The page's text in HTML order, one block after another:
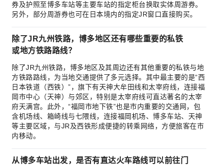
券及护照至博多车站等主要车站的指定柜台换取实体周游券。
另外，部分周游券也可在日本境内的指定JR窗口直接购买。
除了JR九州铁路，博多地区还有哪些重要的私铁
或地方铁路路线？
除了JR九州铁路，博多地区及其周边还有其他重要的私铁与地
方铁路路线，为当地交通提供了多元选择。其中最主要的是“西
日本铁道（西铁）”，旗下有天神大牟田线和太宰府线，连接福
岡市中心（天神）与郊区，特别是太宰府线可直达著名的太宰
府天满宫。此外，“福岡市地下铁”也是市内重要的交通网，包
含机场线、箱崎线与七隈线，连接福岡机场、博多车站、天神
等主要区域，与JR及西铁形成便捷的转乘网络，方便旅客在市
内移动。
从博多车站出发，是否有直达火车路线可以前往门